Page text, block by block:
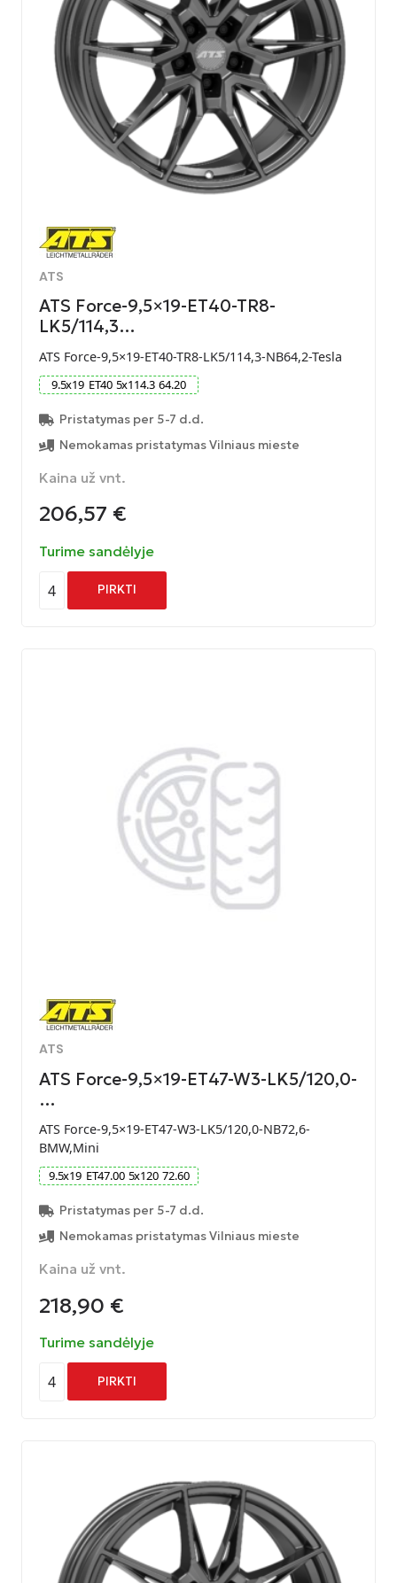
ATS
ATS Force-9,5×19-ET40-TR8-
LK5/114,3…
ATS Force-9,5×19-ET40-TR8-LK5/114,3-NB64,2-Tesla
9.5x19 ET40 5x114.3 64.20
Pristatymas per 5-7 d.d.
Nemokamas pristatymas Vilniaus mieste
Kaina už vnt.
206,57 €
Turime sandėlyje
4 PIRKTI
ATS
ATS Force-9,5×19-ET47-W3-LK5/120,0-
…
ATS Force-9,5×19-ET47-W3-LK5/120,0-NB72,6-
BMW,Mini
9.5x19 ET47.00 5x120 72.60
Pristatymas per 5-7 d.d.
Nemokamas pristatymas Vilniaus mieste
Kaina už vnt.
218,90 €
Turime sandėlyje
4 PIRKTI